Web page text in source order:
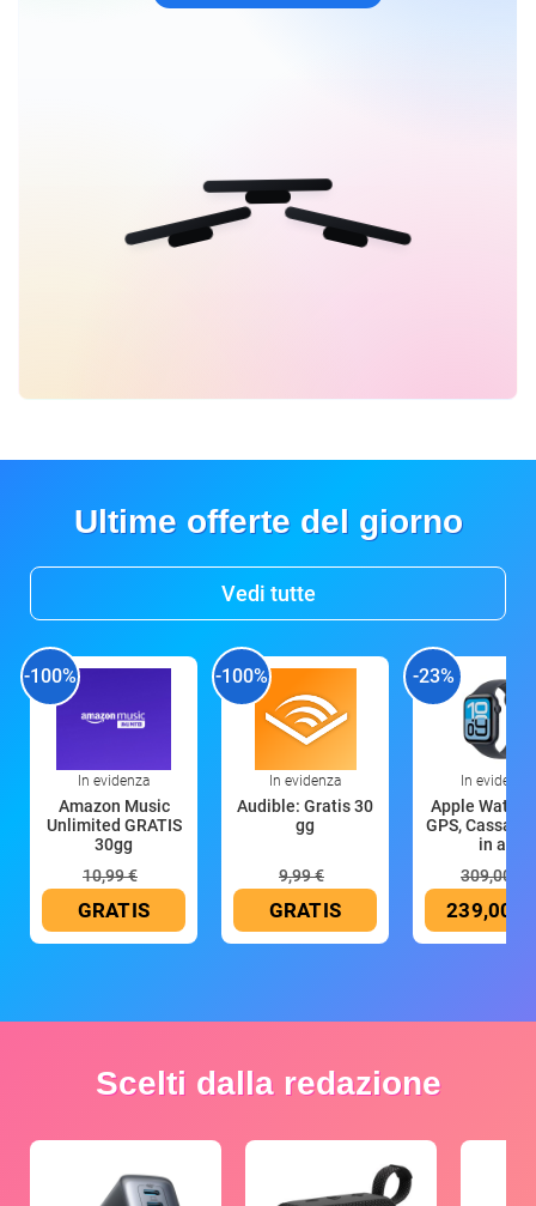
Ultime offerte del giorno
Vedi tutte
-100%
In evidenza
Amazon Music
Unlimited GRATIS
30gg
10,99 €
GRATIS
-100%
In evidenza
Audible: Gratis 30
gg
9,99 €
GRATIS
-23%
In evidenza
Apple Watch
GPS, Cassa
in all
309,00 €
239,00 €
Scelti dalla redazione